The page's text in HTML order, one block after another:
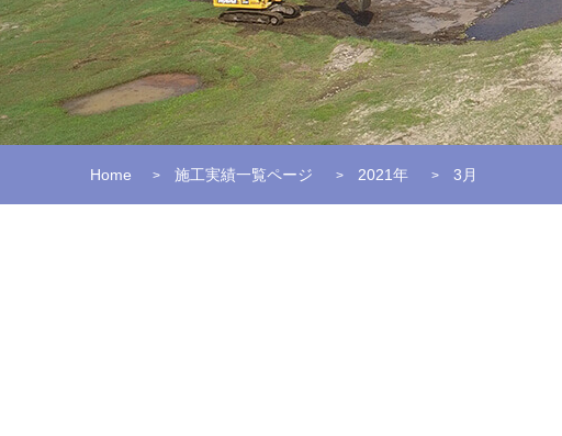
Home > 施工実績一覧ページ > 2021年 > 3月